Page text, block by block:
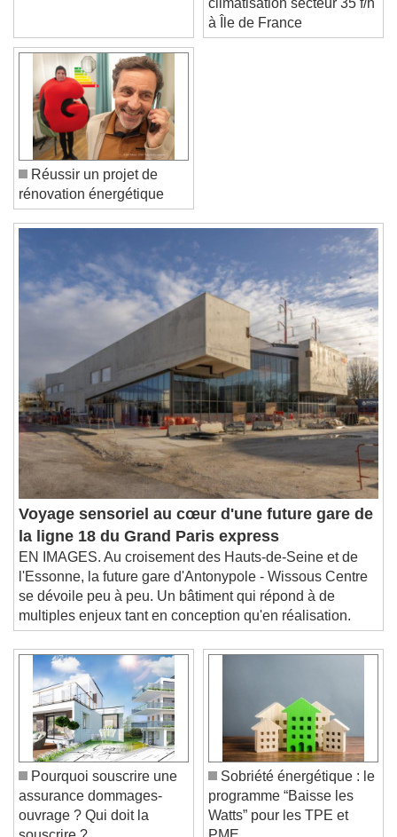
Font Family
Reset
Done
Close Modal Dialog
End of dialog window.
climatisation secteur 35 f/h
à Île de France
Réussir un projet de
rénovation énergétique
Voyage sensoriel au cœur d'une future gare de
la ligne 18 du Grand Paris express
EN IMAGES. Au croisement des Hauts-de-Seine et de
l'Essonne, la future gare d'Antonypole - Wissous Centre
se dévoile peu à peu. Un bâtiment qui répond à de
multiples enjeux tant en conception qu'en réalisation.
Pourquoi souscrire une
assurance dommages-
ouvrage ? Qui doit la
Sobriété énergétique : le
programme “Baisse les
Watts” pour les TPE et